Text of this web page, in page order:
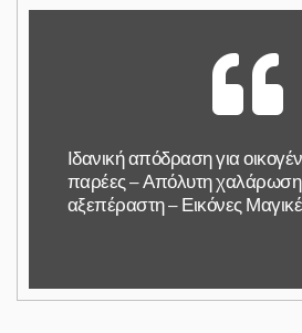
Ιδανική απόδραση για
παρέες – Απόλυτη χαλάρωση
αξεπέραστη – Εικόνες